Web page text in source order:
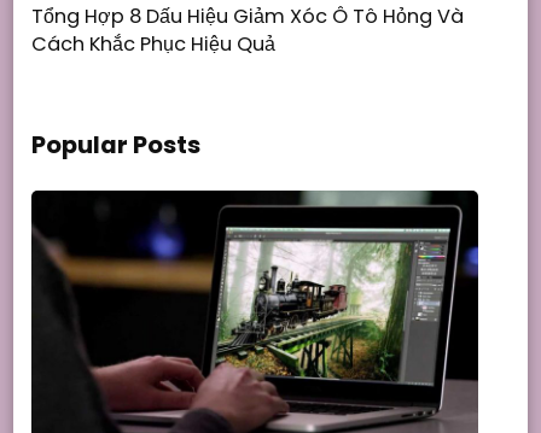
Tổng Hợp 8 Dấu Hiệu Giảm Xóc Ô Tô Hỏng Và
Cách Khắc Phục Hiệu Quả
Popular Posts